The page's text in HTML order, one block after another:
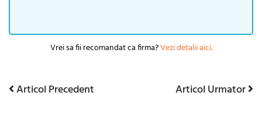
Vrei sa fii recomandat ca firma?Vezi detalii aici.
Navigare
Articol
Articol Precedent
Articol
Articol Urmator